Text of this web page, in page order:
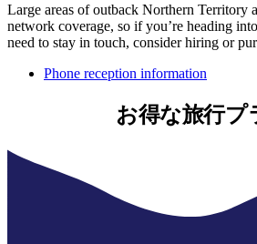
Large areas of outback Northern Territory
network coverage, so if you’re heading
need to stay in touch, consider hiring or
Phone reception information
お得な旅行プ